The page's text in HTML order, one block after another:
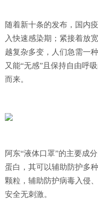
随着新十条的发布，国内
入快速感染期；紧接着放
越复杂多变，人们急需一
又能“无感”且保持自由呼
而来。
阿东“液体口罩”的主要成
蛋白，其可以辅助防护多
颗粒，辅助防护病毒入侵
安全无刺激。